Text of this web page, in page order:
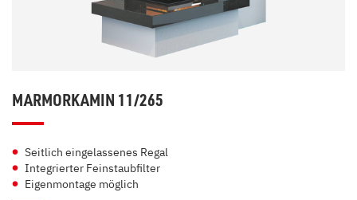
MARMORKAMIN 11/265
Seitlich eingelassenes Regal
Integrierter Feinstaubfilter
Eigenmontage möglich